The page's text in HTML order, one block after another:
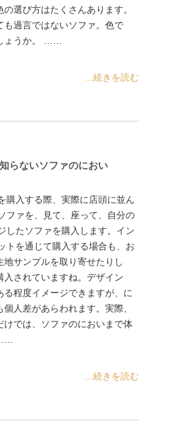
選び方はたくさんあります。
も過言ではないソファ。色で
ょうか。 ……
...続きを読む
らないソファのにおい
購入する際、実際に店頭に並ん
ファを、見て、座って、自分の
したソファを購入します。イン
トを通じて購入する場合も、お
サンプルを取り寄せたりし
されていますね。デザイン
程度イメージできますが、に
人差があらわれます。実際、
けでは、ソファのにおいまで体
...続きを読む